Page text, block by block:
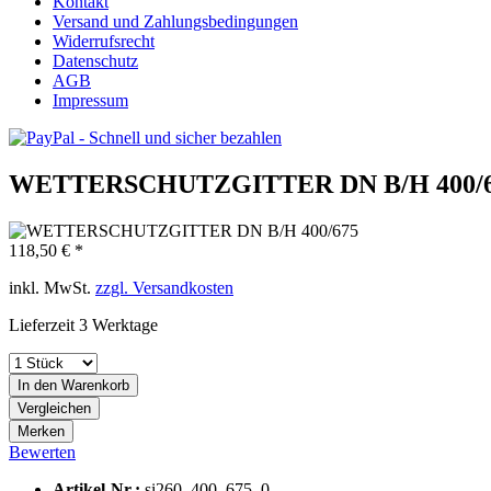
Versand und Zahlungsbedingungen
Widerrufsrecht
Datenschutz
AGB
Impressum
WETTERSCHUTZGITTER DN B/H 400/
118,50 € *
inkl. MwSt. zzgl. Versandkosten
Lieferzeit 3 Werktage
In den Warenkorb
Vergleichen
Merken
Bewerten